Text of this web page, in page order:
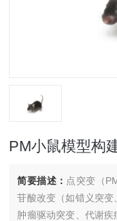
PM小鼠模型构
简要描述： 点突变（
苷酸改变（如错义突
肿瘤驱动突变、代谢